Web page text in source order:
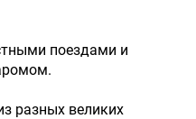
поездами и
разных великих